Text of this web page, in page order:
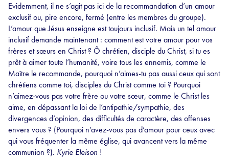
Evidemment, il ne s’agit pas ici de la recommandation d’un amour
exclusif ou, pire encore, fermé (entre les membres du groupe).
L’amour que Jésus enseigne est toujours inclusif. Mais un tel amour
inclusif demande maintenant : comment est votre amour pour vos
frères et sœurs en Christ ? Ô chrétien, disciple du Christ, si tu es
prêt à aimer toute l’humanité, voire tous les ennemis, comme le
Maître le recommande, pourquoi n’aimes-tu pas aussi ceux qui sont
chrétiens comme toi, disciples du Christ comme toi ? Pourquoi
n’aimez-vous pas votre frère ou votre sœur, comme le Christ les
aime, en dépassant la loi de l’antipathie/sympathie, des
divergences d’opinion, des difficultés de caractère, des offenses
envers vous ? (Pourquoi n’avez-vous pas d’amour pour ceux avec
qui vous fréquenter la même église, qui avancent vers la même
communion ?). Kyrie Eleison !